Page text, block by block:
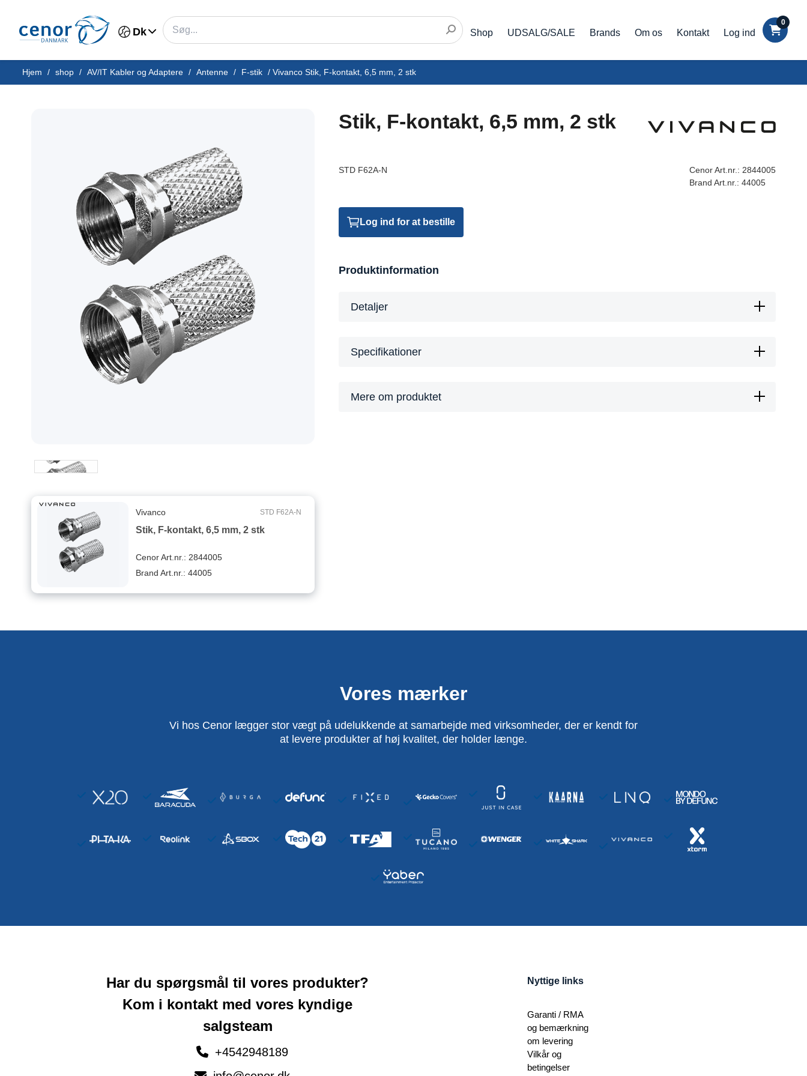
Dk Shop UDSALG/SALE Brands Om os Kontakt Log ind
0
Hjem / shop / AV/IT Kabler og Adaptere / Antenne / F-stik / Vivanco Stik, F-kontakt, 6,5 mm, 2 stk
STD F62A-N
Stik, F-kontakt, 6,5 mm, 2 stk
Vivanco
Cenor Art.nr.: 2844005
Brand Art.nr.: 44005
Stik, F-kontakt, 6,5 mm, 2 stk
STD F62A-N Cenor Art.nr.: 2844005
Brand Art.nr.: 44005
Log ind for at bestille
Produktinformation
Detaljer
Specifikationer
Mere om produktet
Vores mærker
Vi hos Cenor lægger stor vægt på udelukkende at samarbejde med virksomheder, der er kendt for
at levere produkter af høj kvalitet, der holder længe.
Har du spørgsmål til vores produkter?
Kom i kontakt med vores kyndige
salgsteam
+4542948189
Nyttige links
Garanti / RMA
og bemærkning
om levering
Vilkår og
betingelser